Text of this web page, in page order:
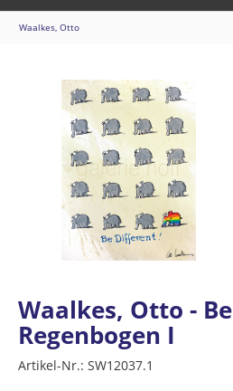
Waalkes, Otto
Waalkes, Otto -
Regenbogen I
Artikel-Nr.: SW12037.1